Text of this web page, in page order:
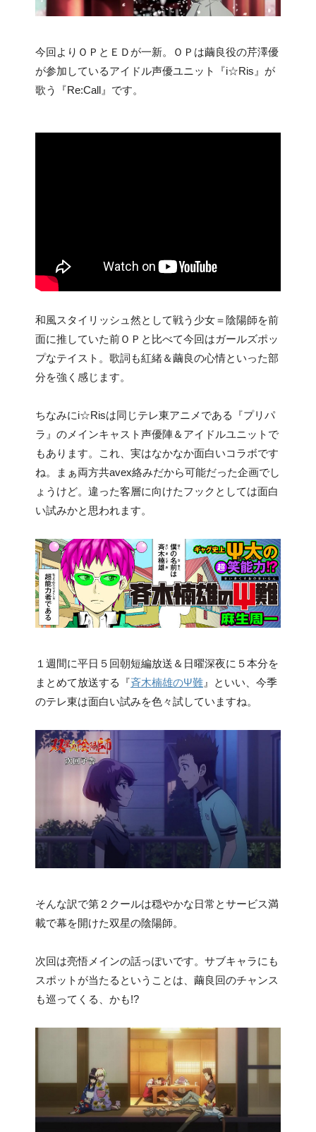
今回よりＯＰとＥＤが一新。ＯＰは繭良役の芹澤優
が参加しているアイドル声優ユニット『i☆Ris』が
歌う『Re:Call』です。
和風スタイリッシュ然として戦う少女＝陰陽師を前
面に推していた前ＯＰと比べて今回はガールズポッ
プなテイスト。歌詞も紅緒＆繭良の心情といった部
分を強く感じます。
ちなみにi☆Risは同じテレ東アニメである『プリパ
ラ』のメインキャスト声優陣＆アイドルユニットで
もあります。これ、実はなかなか面白いコラボです
ね。まぁ両方共avex絡みだから可能だった企画でし
ょうけど。違った客層に向けたフックとしては面白
い試みかと思われます。
１週間に平日５回朝短編放送＆日曜深夜に５本分を
まとめて放送する『斉木楠雄のΨ難 』といい、今季
のテレ東は面白い試みを色々試していますね。
そんな訳で第２クールは穏やかな日常とサービス満
載で幕を開けた双星の陰陽師。
次回は亮悟メインの話っぽいです。サブキャラにも
スポットが当たるということは、繭良回のチャンス
も巡ってくる、かも!?